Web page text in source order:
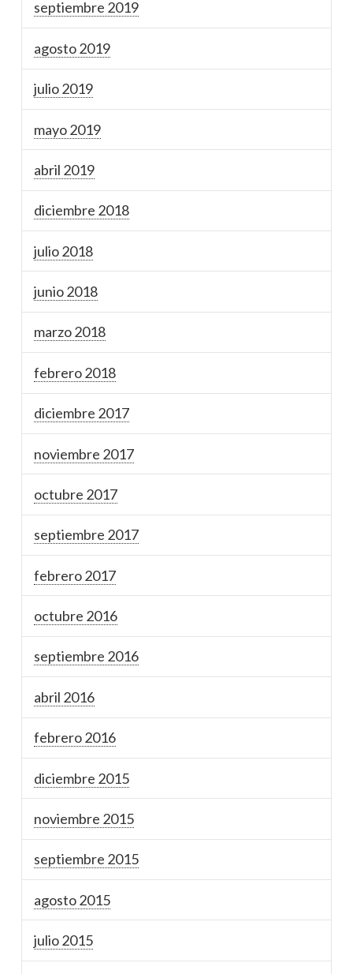
septiembre 2019
agosto 2019
julio 2019
mayo 2019
abril 2019
diciembre 2018
julio 2018
junio 2018
marzo 2018
febrero 2018
diciembre 2017
noviembre 2017
octubre 2017
septiembre 2017
febrero 2017
octubre 2016
septiembre 2016
abril 2016
febrero 2016
diciembre 2015
noviembre 2015
septiembre 2015
agosto 2015
julio 2015